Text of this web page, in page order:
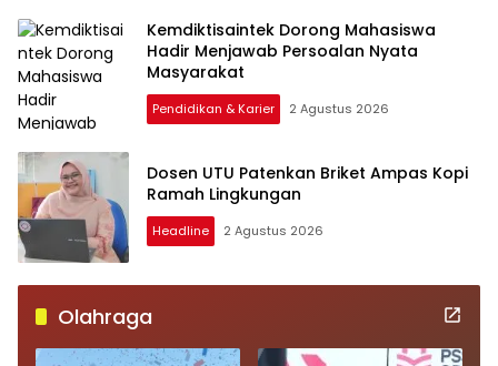
Kemdiktisaintek Dorong Mahasiswa
Hadir Menjawab Persoalan Nyata
Masyarakat
Pendidikan & Karier 2 Agustus 2026
Dosen UTU Patenkan Briket Ampas Kopi
Ramah Lingkungan
Headline 2 Agustus 2026
Olahraga